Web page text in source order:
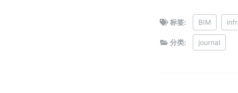
标签: BIM
分类: journal